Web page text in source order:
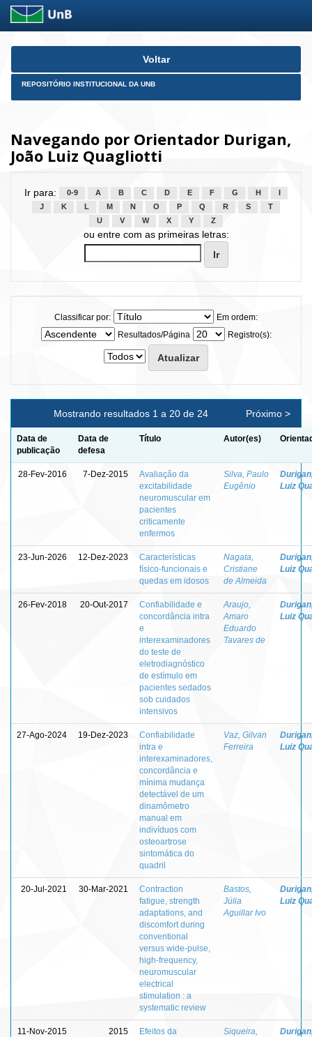
Skip
Voltar
REPOSITÓRIO INSTITUCIONAL DA UNB
Navegando por Orientador Durigan,
João Luiz Quagliotti
Ir para: 0-9 A B C D E F G H
J
K L M N O P Q R S
T
U
V W X Y Z
ou entre com as primeiras letras:
Classificar por:
Em ordem:
Resultados/Página
Registro(s):
Mostrando resultados 1 a 20 de 24 Próximo >
Data de
publicação
Data de
defesa
Título Autor(es)
28-Fev-2016 7-Dez-2015
Avaliação da
excitabilidade
neuromuscular em
pacientes
criticamente
enfermos
Silva, Paulo
Eugênio
Luiz
23-Jun-2026 12-Dez-2023
Características
físico-funcionais e
quedas em idosos
Nagata,
Cristiane
de Almeida
Luiz
26-Fev-2018 20-Out-2017
Confiabilidade e
concordância intra
e
interexaminadores
do teste de
eletrodiagnóstico
de estímulo em
pacientes sedados
sob cuidados
intensivos
Araujo,
Amaro
Eduardo
Tavares de
Luiz
27-Ago-2024 19-Dez-2023
Confiabilidade
intra e
interexaminadores,
concordância e
mínima mudança
detectável de um
dinamômetro
manual em
indivíduos com
osteoartrose
sintomática do
quadril
Vaz, Gilvan
Ferreira
Luiz
20-Jul-2021 30-Mar-2021
Contraction
fatigue, strength
adaptations, and
discomfort during
conventional
versus wide-pulse,
high-frequency,
neuromuscular
electrical
stimulation : a
systematic review
Bastos,
Júlia
Aguillar Ivo
Luiz
11-Nov-2015 2015
Efeitos da
Siqueira,